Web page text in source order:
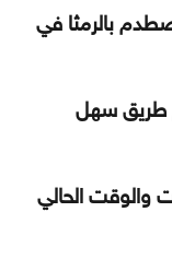
بالرمثا في
طريق سهل
والوقت الحالي